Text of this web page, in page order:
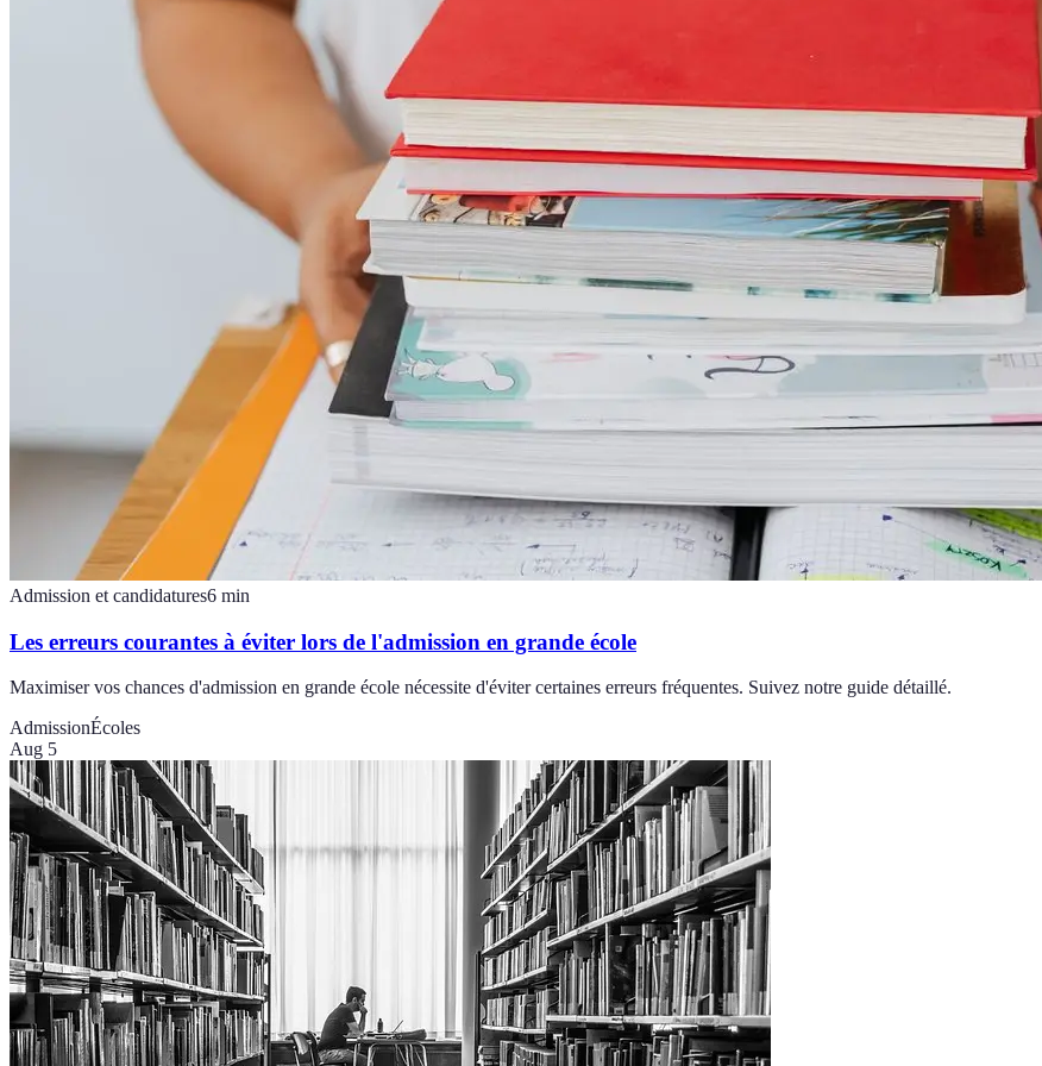
Admission et candidatures6 min
Les erreurs courantes à éviter lors de l'admission en grande école
Maximiser vos chances d'admission en grande école nécessite d'éviter certaines erreurs fréquentes. Suivez notre guide détaillé.
AdmissionÉcoles
Aug 5